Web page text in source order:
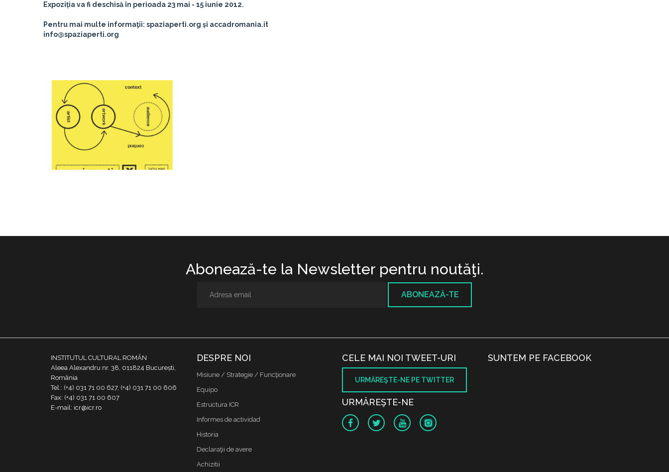
Expoziția va fi deschisă în perioada 23 mai - 15 iunie 2012.
Pentru mai multe informaţii: spaziaperti.org și accadromania.it
info@spaziaperti.org
Abonează-te la Newsletter pentru noutăţi.
ABONEAZĂ-TE
INSTITUTUL CULTURAL ROMÂN
Aleea Alexandru nr. 38, 011824 București,
România
Tel.: (+4) 031 71 00 627, (+4) 031 71 00 606
Fax: (+4) 031 71 00 607
E-mail: icr@icr.ro
DESPRE NOI
Misiune / Strategie / Funcţionare
Equipo
Estructura ICR
Informes de actividad
Historia
Declaraţii de avere
Achizitii
CELE MAI NOI TWEET-URI
URMĂREŞTE-NE PE TWITTER
URMĂREŞTE-NE
SUNTEM PE FACEBOOK